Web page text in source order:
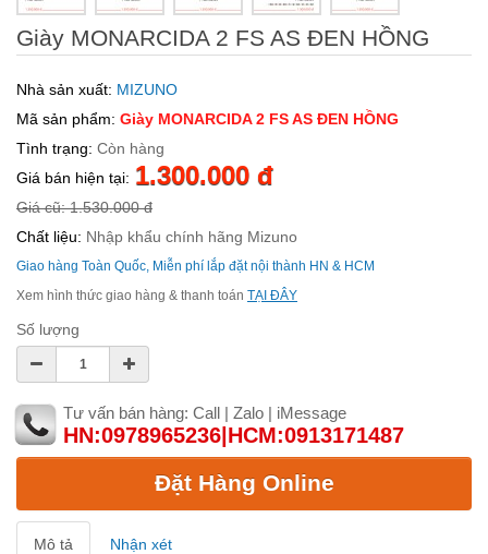
Giày MONARCIDA 2 FS AS ĐEN HỒNG
Nhà sản xuất: MIZUNO
Mã sản phẩm: Giày MONARCIDA 2 FS AS ĐEN HỒNG
Tình trạng: Còn hàng
Giá bán hiện tại: 1.300.000 đ
Giá cũ: 1.530.000 đ
Chất liệu: Nhập khẩu chính hãng Mizuno
Giao hàng Toàn Quốc, Miễn phí lắp đặt nội thành HN & HCM
Xem hình thức giao hàng & thanh toán TẠI ĐÂY
Số lượng
Tư vấn bán hàng: Call | Zalo | iMessage
HN:0978965236|HCM:0913171487
Đặt Hàng Online
Mô tả Nhận xét